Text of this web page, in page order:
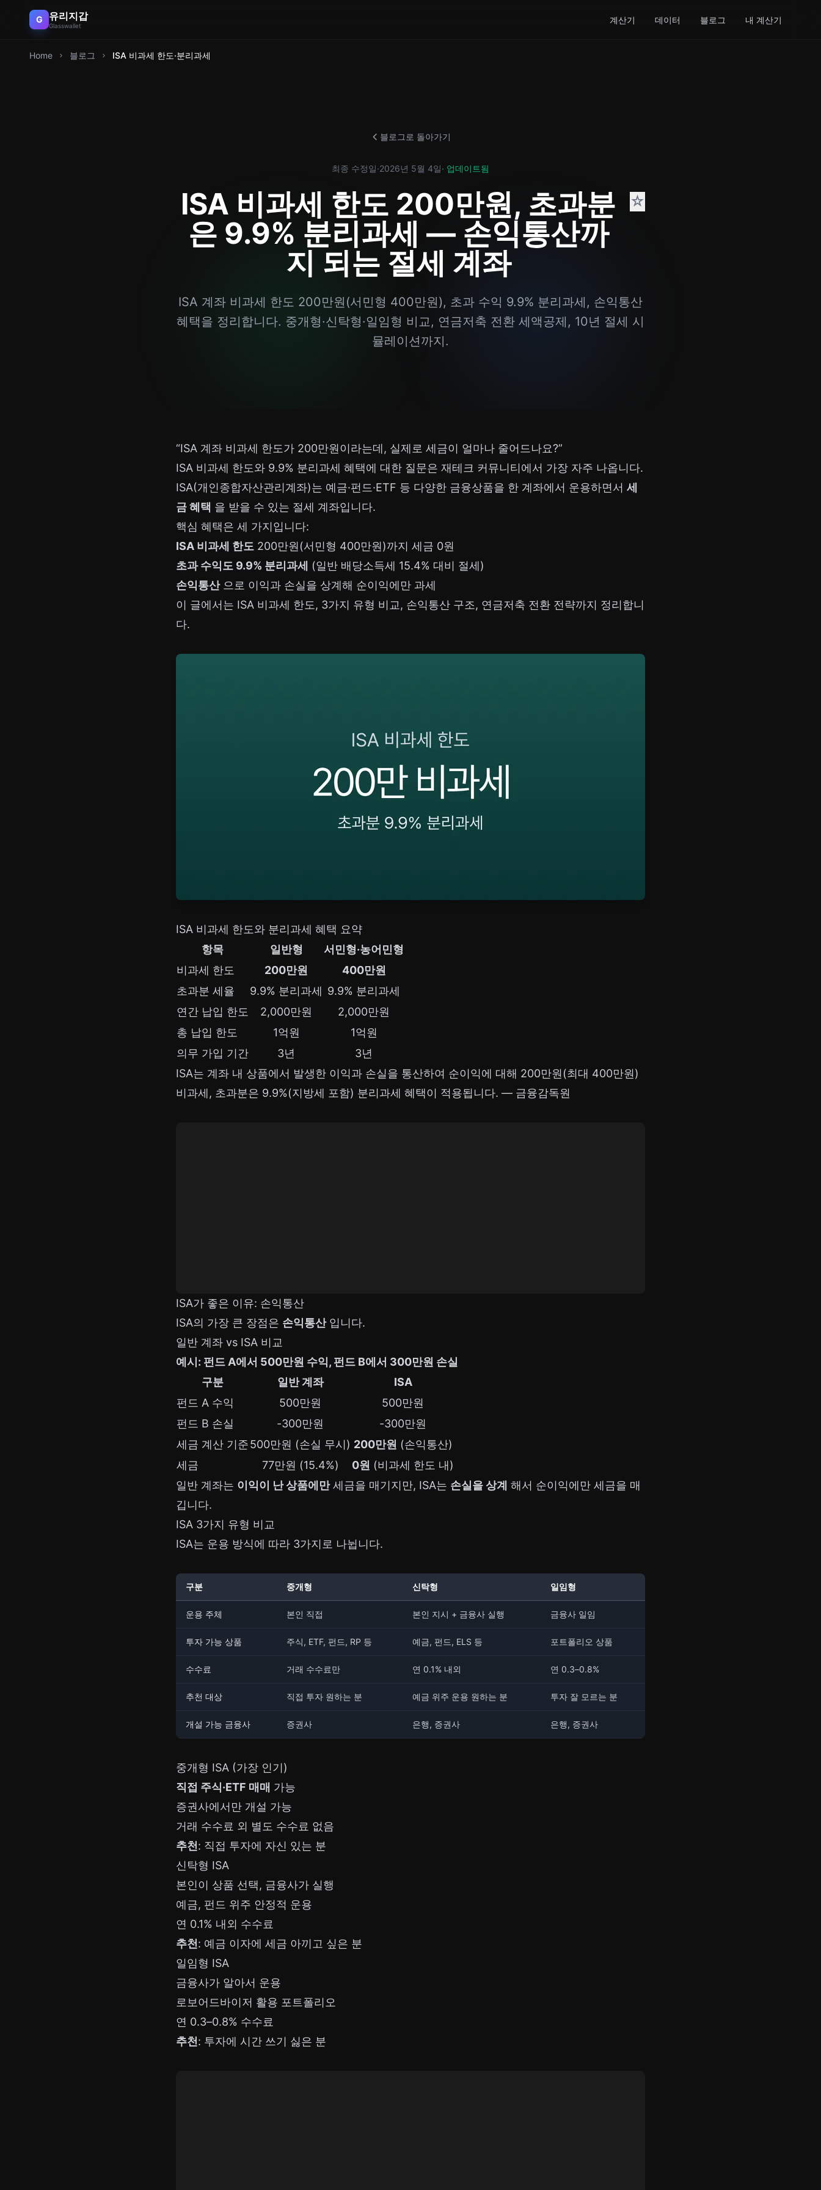
G 유리지갑
Glasswallet
계산기 데이터 블로그 내 계산기
Home 블로그 ISA 비과세 한도·분리과세
블로그로 돌아가기
최종 수정일·2026년 5월 4일· 업데이트됨
ISA 비과세 한도 200만원, 초과분
은 9.9% 분리과세 — 손익통산까
지 되는 절세 계좌
☆
ISA 계좌 비과세 한도 200만원(서민형 400만원), 초과 수익 9.9% 분리과세, 손익통산
혜택을 정리합니다. 중개형·신탁형·일임형 비교, 연금저축 전환 세액공제, 10년 절세 시
뮬레이션까지.
“ISA 계좌 비과세 한도가 200만원이라는데, 실제로 세금이 얼마나 줄어드나요?”
ISA 비과세 한도와 9.9% 분리과세 혜택에 대한 질문은 재테크 커뮤니티에서 가장 자주 나옵니다.
ISA(개인종합자산관리계좌)는 예금·펀드·ETF 등 다양한 금융상품을 한 계좌에서 운용하면서 세
금 혜택 을 받을 수 있는 절세 계좌입니다.
핵심 혜택은 세 가지입니다:
ISA 비과세 한도 200만원(서민형 400만원)까지 세금 0원
초과 수익도 9.9% 분리과세 (일반 배당소득세 15.4% 대비 절세)
손익통산으로 이익과 손실을 상계해 순이익에만 과세
이 글에서는 ISA 비과세 한도, 3가지 유형 비교, 손익통산 구조, 연금저축 전환 전략까지 정리합니
다.
ISA 비과세 한도와 분리과세 혜택 요약
항목
일반형
서민형·농어민형
비과세 한도
200만원
400만원
초과분 세율
9.9% 분리과세 9.9% 분리과세
연간 납입 한도
2,000만원
2,000만원
총 납입 한도
1억원
1억원
의무 가입 기간
3년
3년
ISA는 계좌 내 상품에서 발생한 이익과 손실을 통산하여 순이익에 대해 200만원(최대 400만원)
비과세, 초과분은 9.9%(지방세 포함) 분리과세 혜택이 적용됩니다. — 금융감독원
ISA가 좋은 이유: 손익통산
ISA의 가장 큰 장점은 손익통산입니다.
일반 계좌 vs ISA 비교
예시: 펀드 A에서 500만원 수익, 펀드 B에서 300만원 손실
구분
일반 계좌
ISA
펀드 A 수익
500만원
500만원
펀드 B 손실
-300만원
-300만원
세금 계산 기준500만원 (손실 무시) 200만원 (손익통산)
세금
77만원 (15.4%) 0원 (비과세 한도 내)
일반 계좌는 이익이 난 상품에만세금을 매기지만, ISA는 손실을 상계 해서 순이익에만 세금을 매
깁니다.
ISA 3가지 유형 비교
ISA는 운용 방식에 따라 3가지로 나뉩니다.
구분 중개형 신탁형 일임형
운용 주체 본인 직접 본인 지시 + 금융사 실행 금융사 일임
투자 가능 상품 주식, ETF, 펀드, RP 등 예금, 펀드, ELS 등 포트폴리오 상품
수수료 거래 수수료만 연 0.1% 내외 연 0.3–0.8%
추천 대상 직접 투자 원하는 분 예금 위주 운용 원하는 분 투자 잘 모르는 분
개설 가능 금융사 증권사 은행, 증권사 은행, 증권사
중개형 ISA (가장 인기)
직접 주식·ETF 매매 가능
증권사에서만 개설 가능
거래 수수료 외 별도 수수료 없음
추천 : 직접 투자에 자신 있는 분
신탁형 ISA
본인이 상품 선택, 금융사가 실행
예금, 펀드 위주 안정적 운용
연 0.1% 내외 수수료
추천 : 예금 이자에 세금 아끼고 싶은 분
일임형 ISA
금융사가 알아서 운용
로보어드바이저 활용 포트폴리오
연 0.3–0.8% 수수료
추천 : 투자에 시간 쓰기 싫은 분